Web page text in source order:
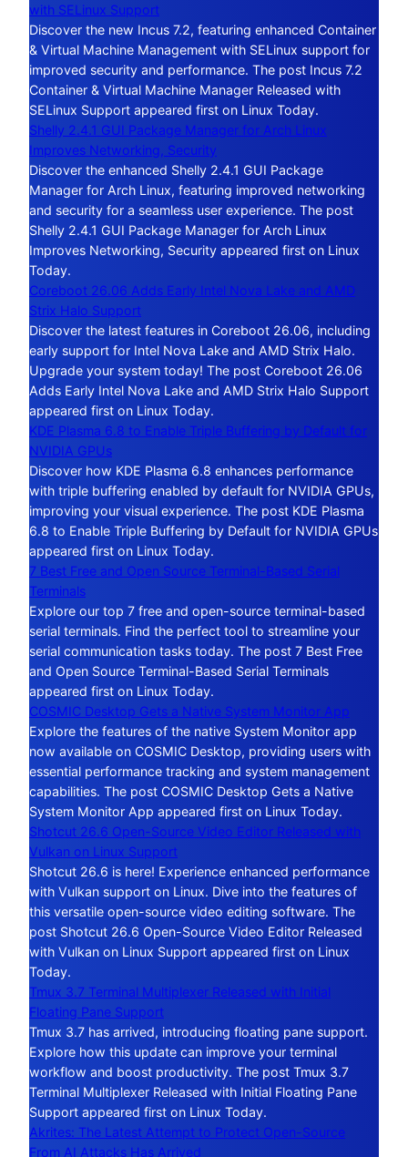
with SELinux Support
Discover the new Incus 7.2, featuring enhanced Container
& Virtual Machine Management with SELinux support for
improved security and performance. The post Incus 7.2
Container & Virtual Machine Manager Released with
SELinux Support appeared first on Linux Today.
Shelly 2.4.1 GUI Package Manager for Arch Linux
Improves Networking, Security
Discover the enhanced Shelly 2.4.1 GUI Package
Manager for Arch Linux, featuring improved networking
and security for a seamless user experience. The post
Shelly 2.4.1 GUI Package Manager for Arch Linux
Improves Networking, Security appeared first on Linux
Today.
Coreboot 26.06 Adds Early Intel Nova Lake and AMD
Strix Halo Support
Discover the latest features in Coreboot 26.06, including
early support for Intel Nova Lake and AMD Strix Halo.
Upgrade your system today! The post Coreboot 26.06
Adds Early Intel Nova Lake and AMD Strix Halo Support
appeared first on Linux Today.
KDE Plasma 6.8 to Enable Triple Buffering by Default for
NVIDIA GPUs
Discover how KDE Plasma 6.8 enhances performance
with triple buffering enabled by default for NVIDIA GPUs,
improving your visual experience. The post KDE Plasma
6.8 to Enable Triple Buffering by Default for NVIDIA GPUs
appeared first on Linux Today.
7 Best Free and Open Source Terminal-Based Serial
Terminals
Explore our top 7 free and open-source terminal-based
serial terminals. Find the perfect tool to streamline your
serial communication tasks today. The post 7 Best Free
and Open Source Terminal-Based Serial Terminals
appeared first on Linux Today.
COSMIC Desktop Gets a Native System Monitor App
Explore the features of the native System Monitor app
now available on COSMIC Desktop, providing users with
essential performance tracking and system management
capabilities. The post COSMIC Desktop Gets a Native
System Monitor App appeared first on Linux Today.
Shotcut 26.6 Open-Source Video Editor Released with
Vulkan on Linux Support
Shotcut 26.6 is here! Experience enhanced performance
with Vulkan support on Linux. Dive into the features of
this versatile open-source video editing software. The
post Shotcut 26.6 Open-Source Video Editor Released
with Vulkan on Linux Support appeared first on Linux
Today.
Tmux 3.7 Terminal Multiplexer Released with Initial
Floating Pane Support
Tmux 3.7 has arrived, introducing floating pane support.
Explore how this update can improve your terminal
workflow and boost productivity. The post Tmux 3.7
Terminal Multiplexer Released with Initial Floating Pane
Support appeared first on Linux Today.
Akrites: The Latest Attempt to Protect Open-Source
From AI Attacks Has Arrived